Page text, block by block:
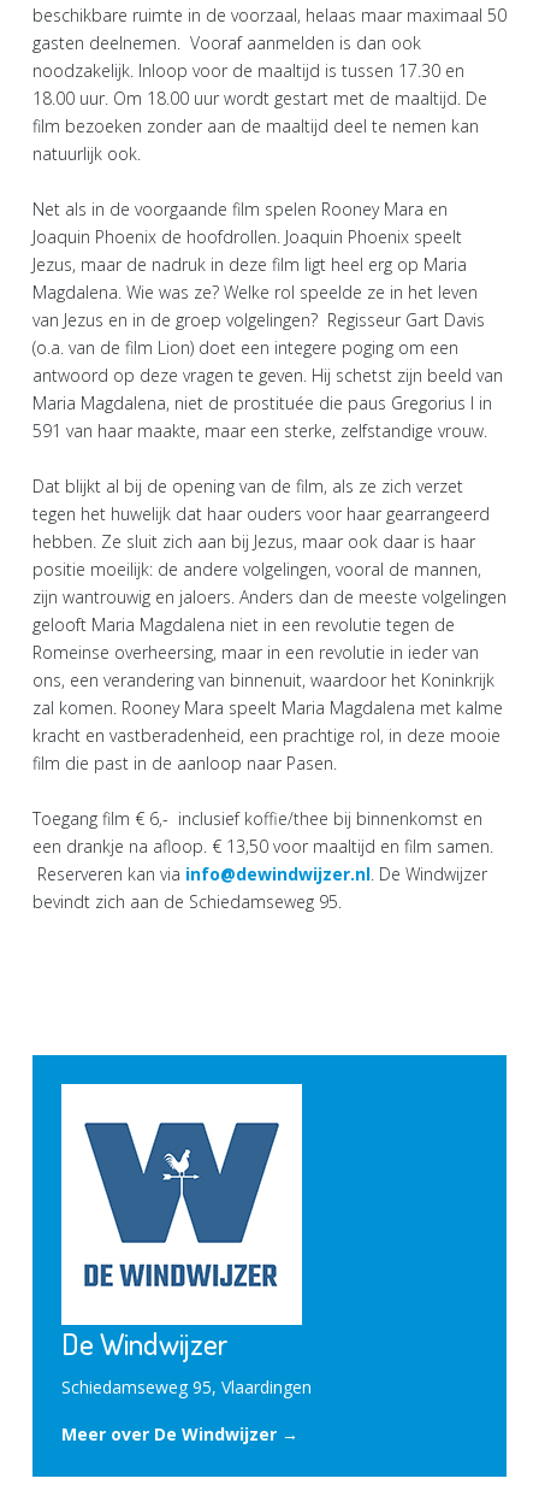
beschikbare ruimte in de voorzaal, helaas maar maximaal 50
gasten deelnemen. Vooraf aanmelden is dan ook
noodzakelijk. Inloop voor de maaltijd is tussen 17.30 en
18.00 uur. Om 18.00 uur wordt gestart met de maaltijd. De
film bezoeken zonder aan de maaltijd deel te nemen kan
natuurlijk ook.
Net als in de voorgaande film spelen Rooney Mara en
Joaquin Phoenix de hoofdrollen. Joaquin Phoenix speelt
Jezus, maar de nadruk in deze film ligt heel erg op Maria
Magdalena. Wie was ze? Welke rol speelde ze in het leven
van Jezus en in de groep volgelingen? Regisseur Gart Davis
(o.a. van de film Lion) doet een integere poging om een
antwoord op deze vragen te geven. Hij schetst zijn beeld van
Maria Magdalena, niet de prostituée die paus Gregorius I in
591 van haar maakte, maar een sterke, zelfstandige vrouw.
Dat blijkt al bij de opening van de film, als ze zich verzet
tegen het huwelijk dat haar ouders voor haar gearrangeerd
hebben. Ze sluit zich aan bij Jezus, maar ook daar is haar
positie moeilijk: de andere volgelingen, vooral de mannen,
zijn wantrouwig en jaloers. Anders dan de meeste volgelingen
gelooft Maria Magdalena niet in een revolutie tegen de
Romeinse overheersing, maar in een revolutie in ieder van
ons, een verandering van binnenuit, waardoor het Koninkrijk
zal komen. Rooney Mara speelt Maria Magdalena met kalme
kracht en vastberadenheid, een prachtige rol, in deze mooie
film die past in de aanloop naar Pasen.
Toegang film € 6,- inclusief koffie/thee bij binnenkomst en
een drankje na afloop. € 13,50 voor maaltijd en film samen.
Reserveren kan via info@dewindwijzer.nl . De Windwijzer
bevindt zich aan de Schiedamseweg 95.
De Windwijzer
Schiedamseweg 95, Vlaardingen
Meer over De Windwijzer →